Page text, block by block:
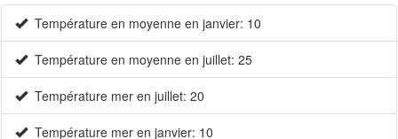
Température en moyenne en janvier: 10
Température en moyenne en juillet: 25
Température mer en juillet: 20
Température mer en janvier: 10